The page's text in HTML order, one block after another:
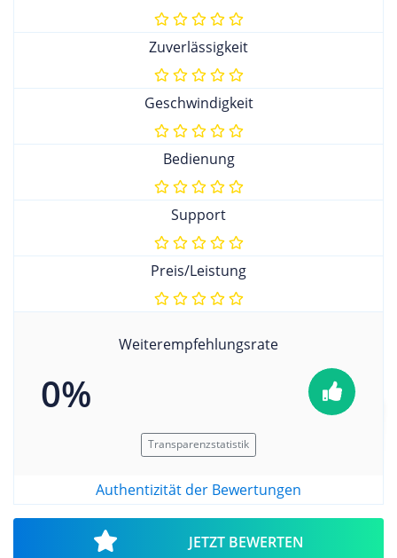
Zuverlässigkeit
Geschwindigkeit
Bedienung
Support
Preis/Leistung
Weiterempfehlungsrate
0%
Transparenzstatistik
Authentizität der Bewertungen
JETZT BEWERTEN